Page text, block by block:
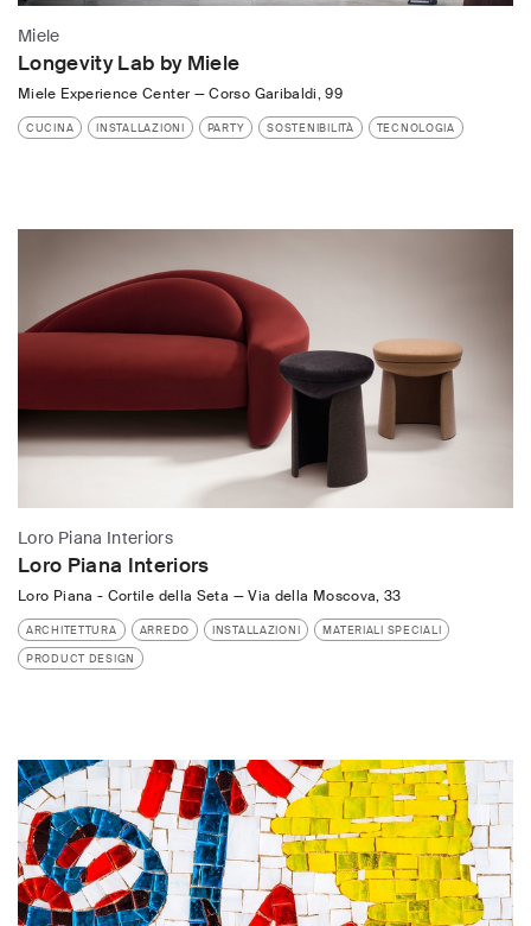
Miele
Longevity Lab by Miele
Miele Experience Center —Corso Garibaldi, 99
CUCINA INSTALLAZIONI PARTY SOSTENIBILITÀ TECNOLOGIA
Loro Piana Interiors
Loro Piana Interiors
Loro Piana - Cortile della Seta —Via della Moscova, 33
ARCHITETTURA ARREDO INSTALLAZIONI
MATERIALI SPECIALI
PRODUCT DESIGN